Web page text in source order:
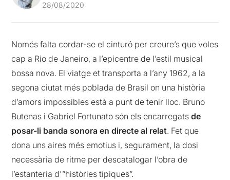
28/08/2020
Només falta cordar-se el cinturó per creure’s que voles
cap a Rio de Janeiro, a l’epicentre de l’estil musical
bossa nova. El viatge et transporta a l’any 1962, a la
segona ciutat més poblada de Brasil on una història
d’amors impossibles està a punt de tenir lloc. Bruno
Butenas i Gabriel Fortunato són els encarregatsde
posar-li banda sonora en directe al relat. Fet que
dona uns aires més emotius i, segurament, la dosi
necessària de ritme per descatalogar l’obra de
l’estanteria d'”històries típiques”.